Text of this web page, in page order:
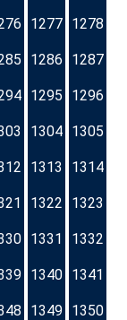
1277 1278
1286 1287
1295 1296
1304 1305
1313 1314
1322 1323
1331 1332
1340 1341
1349 1350